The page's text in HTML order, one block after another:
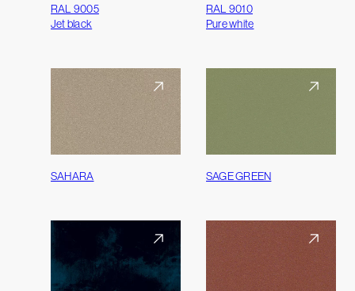
RAL 9005
Jet black
RAL 9010
Pure white
SAHARA SAGE GREEN